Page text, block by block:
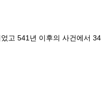
고 541년 이후의 사건에서